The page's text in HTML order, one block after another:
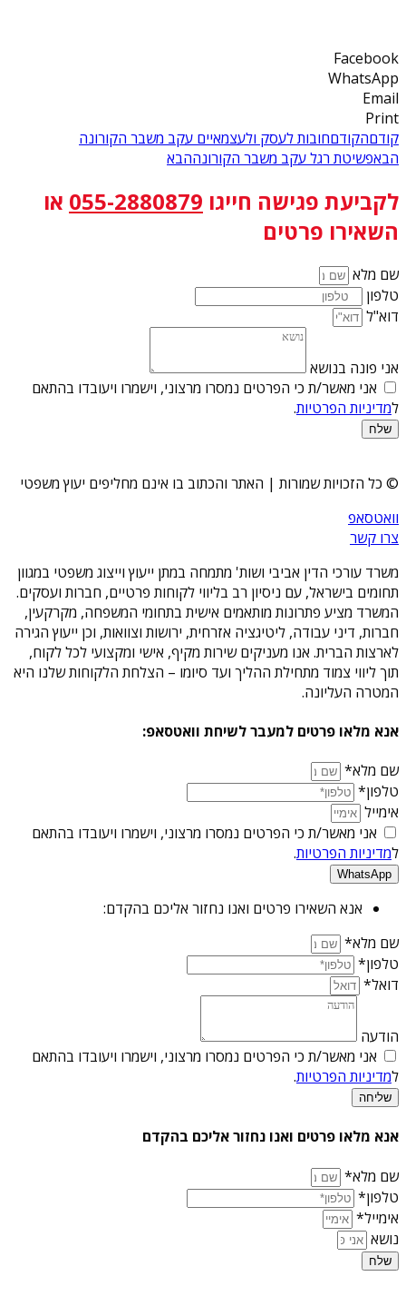
Facebook
WhatsApp
Email
Print
קודםהקודםחובות לעסק ולעצמאיים עקב משבר הקורונה
הבאפשיטת רגל עקב משבר הקורונההבא
לקביעת פגישה חייגו 055-2880879 או
השאירו פרטים
שם מלא
טלפון
דוא"ל
אני פונה בנושא
אני מאשר/ת כי הפרטים נמסרו מרצוני, וישמרו ויעובדו בהתאם
למדיניות הפרטיות.
שלח
© כל הזכויות שמורות | האתר והכתוב בו אינם מחליפים יעוץ משפטי
וואטסאפ
צרו קשר
משרד עורכי הדין אביבי ושות' מתמחה במתן ייעוץ וייצוג משפטי במגוון
תחומים בישראל, עם ניסיון רב בליווי לקוחות פרטיים, חברות ועסקים.
המשרד מציע פתרונות מותאמים אישית בתחומי המשפחה, מקרקעין,
חברות, דיני עבודה, ליטיגציה אזרחית, ירושות וצוואות, וכן ייעוץ הגירה
לארצות הברית. אנו מעניקים שירות מקיף, אישי ומקצועי לכל לקוח,
תוך ליווי צמוד מתחילת ההליך ועד סיומו – הצלחת הלקוחות שלנו היא
המטרה העליונה.
אנא מלאו פרטים למעבר לשיחת וואטסאפ:
שם מלא*
טלפון*
אימייל
אני מאשר/ת כי הפרטים נמסרו מרצוני, וישמרו ויעובדו בהתאם
למדיניות הפרטיות.
WhatsApp
אנא השאירו פרטים ואנו נחזור אליכם בהקדם:
שם מלא*
טלפון*
דואל*
הודעה
אני מאשר/ת כי הפרטים נמסרו מרצוני, וישמרו ויעובדו בהתאם
למדיניות הפרטיות.
שליחה
אנא מלאו פרטים ואנו נחזור אליכם בהקדם
שם מלא*
טלפון*
אימייל*
נושא
שלח